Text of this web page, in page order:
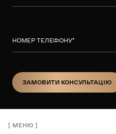
НОМЕР ТЕЛЕФОНУ*
ЗАМОВИТИ КОНСУЛЬТАЦІЮ
МЕНЮ